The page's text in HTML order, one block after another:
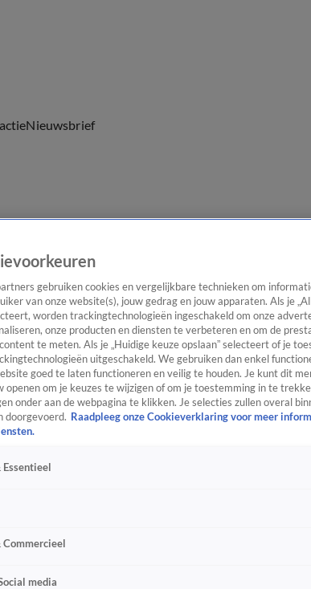
Nieuwsbrief
gebruiken cookies en vergelijkbare technieken om
van onze website(s), jouw gedrag en jouw apparaten. Als je
worden trackingtechnologieën ingeschakeld om onze
onze producten en diensten te verbeteren en om de
te meten. Als je „Huidige keuze opslaan” selecteert of je
uitgeschakeld. We gebruiken dan enkel
goed te laten functioneren en veilig te houden. Je kunt dit
openen om je keuzes te wijzigen of om je toestemming in te
onder aan de webpagina te klikken. Je selecties zullen overal
doorgevoerd. Raadpleeg onze Cookieverklaring voor meer
media